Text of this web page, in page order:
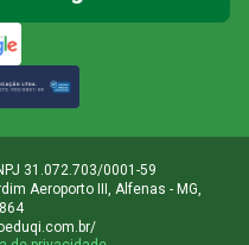
31.072.703/0001-59
Aeroporto III, Alfenas - MG,